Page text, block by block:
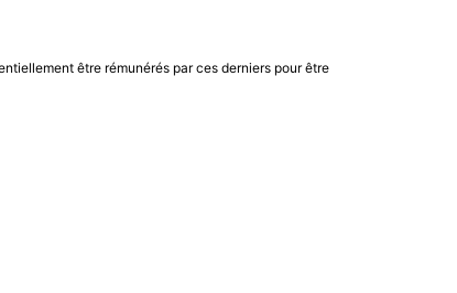
être rémunérés par ces derniers pour être